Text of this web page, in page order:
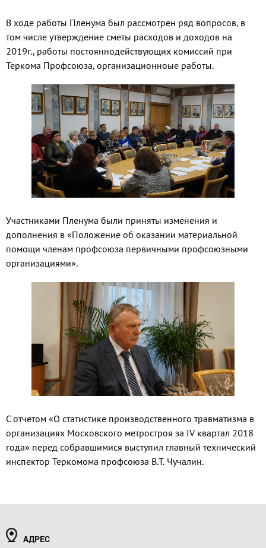
В ходе работы Пленума был рассмотрен ряд вопросов, в
том числе утверждение сметы расходов и доходов на
2019г., работы постояннодействующих комиссий при
Теркома Профсоюза, организационноые работы.
Участниками Пленума были приняты изменения и
дополнения в «Положение об оказании материальной
помощи членам профсоюза первичными профсоюзными
организациями».
С отчетом «О статистике производственного травматизма в
организациях Московского метростроя за IV квартал 2018
года» перед собравшимися выступил главный технический
инспектор Теркомома профсоюза В.Т. Чучалин.
АДРЕС